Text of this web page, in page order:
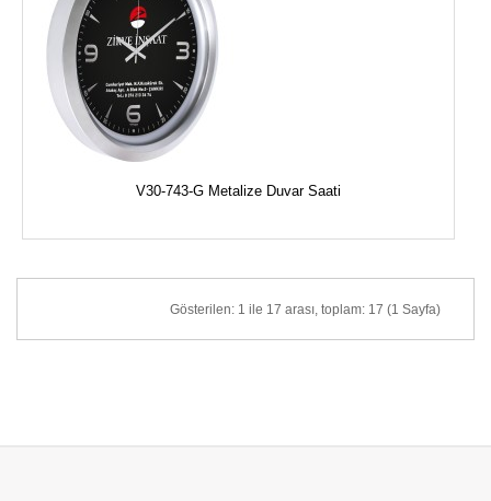
V30-743-G Metalize Duvar Saati
Gösterilen: 1 ile 17 arası, toplam: 17 (1 Sayfa)